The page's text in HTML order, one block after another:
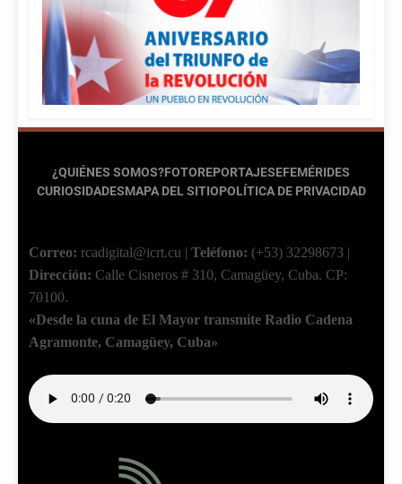
¿QUIÉNES SOMOS?FOTOREPORTAJESEFEMÉRIDES
CURIOSIDADESMAPA DEL SITIOPOLÍTICA DE PRIVACIDAD
Correo: rcadigital@icrt.cu | Teléfono: (+53) 32298673 |
Dirección: Calle Cisneros # 310, Camagüey, Cuba. CP:
70100.
«Desde la cuna de El Mayor transmite Radio Cadena
Agramonte, Camagüey, Cuba»